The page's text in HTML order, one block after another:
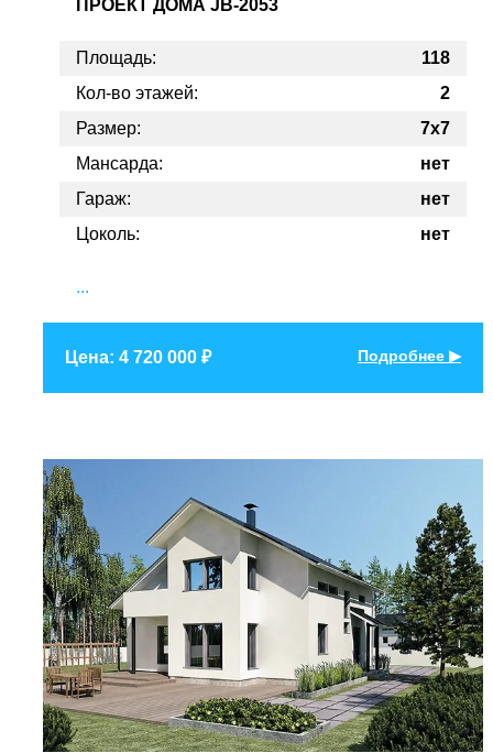
ПРОЕКТ ДОМА JB-2053
Площадь:
118
Кол-во этажей:
2
Размер:
7x7
Мансарда:
нет
Гараж:
нет
Цоколь:
нет
...
Цена: 4 720 000 ₽ Подробнее ▶